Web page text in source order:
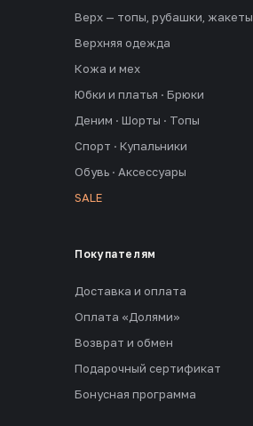
Верх — топы, рубашки, жакеты
Верхняя одежда
Кожа и мех
Юбки и платья · Брюки
Деним · Шорты · Топы
Спорт · Купальники
Обувь · Аксессуары
SALE
Покупателям
Доставка и оплата
Оплата «Долями»
Возврат и обмен
Подарочный сертификат
Бонусная программа